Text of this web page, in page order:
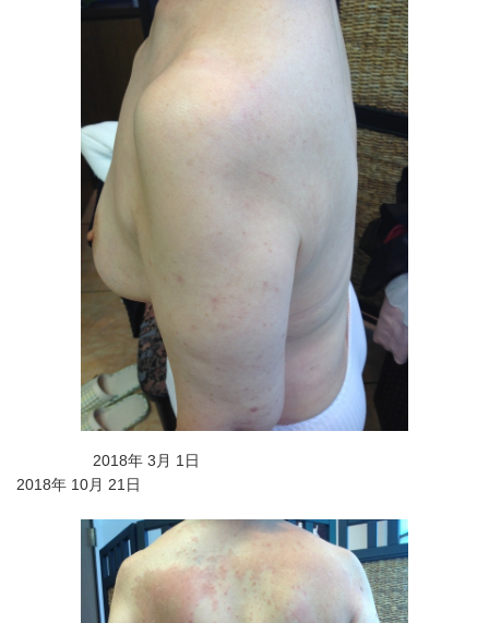
2018年 3月 1日
2018年 10月 21日